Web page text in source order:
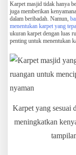
Karpet masjid tidak hanya
juga memberikan
dalam beribadah. Namun,
menentukan karpet yang
ukuran karpet dengan luas
penting untuk menentukan
Karpet yang sesuai
meningkatkan